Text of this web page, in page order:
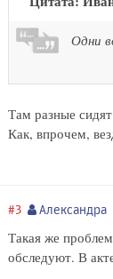
Одни
Там разные
Как, впрочем,
#3 Александра
Такая же
обследуют. В